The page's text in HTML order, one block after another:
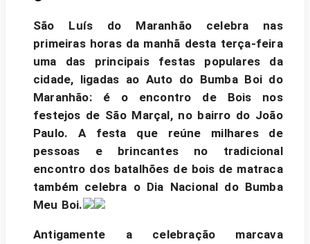
São Luís do Maranhão celebra nas
primeiras horas da manhã desta terça-feira
uma das principais festas populares da
cidade, ligadas ao Auto do Bumba Boi do
Maranhão: é o encontro de Bois nos
festejos de São Marçal, no bairro do João
Paulo. A festa que reúne milhares de
pessoas e brincantes no tradicional
encontro dos batalhões de bois de matraca
também celebra o Dia Nacional do Bumba
Meu Boi.
Antigamente a celebração marcava